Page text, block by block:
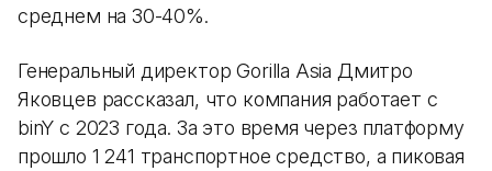
среднем на 30-40%.
Генеральный директор Gorilla Asia Дмитро
Яковцев рассказал, что компания работает с
binY с 2023 года. За это время через платформу
прошло 1 241 транспортное средство, а пиковая